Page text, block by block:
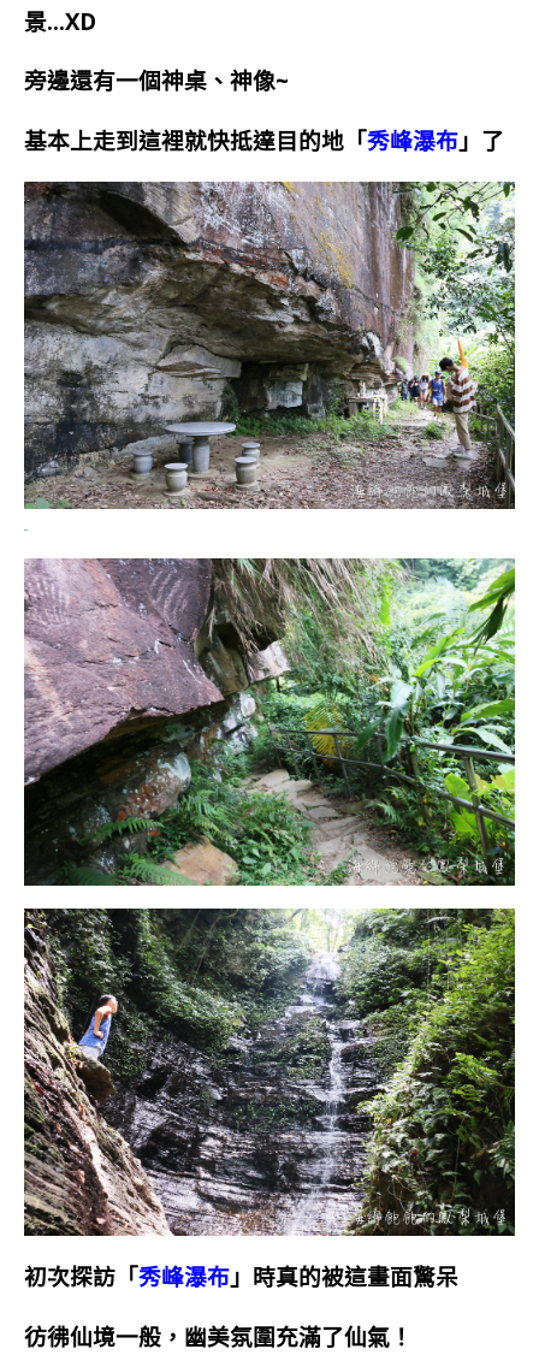
景…XD
旁邊還有一個神桌、神像~
基本上走到這裡就快抵達目的地「秀峰瀑布 」了
初次探訪「秀峰瀑布 」時真的被這畫面驚呆
彷彿仙境一般，幽美氛圍充滿了仙氣！